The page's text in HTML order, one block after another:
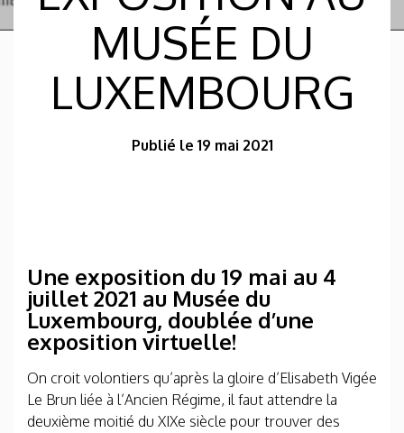
MUSÉE DU
LUXEMBOURG
Publié le 19 mai 2021
Une exposition du 19 mai au 4
juillet 2021 au Musée du
Luxembourg, doublée d’une
exposition virtuelle!
On croit volontiers qu’après la gloire d’Elisabeth Vigée
Le Brun liée à l’Ancien Régime, il faut attendre la
deuxième moitié du XIXe siècle pour trouver des